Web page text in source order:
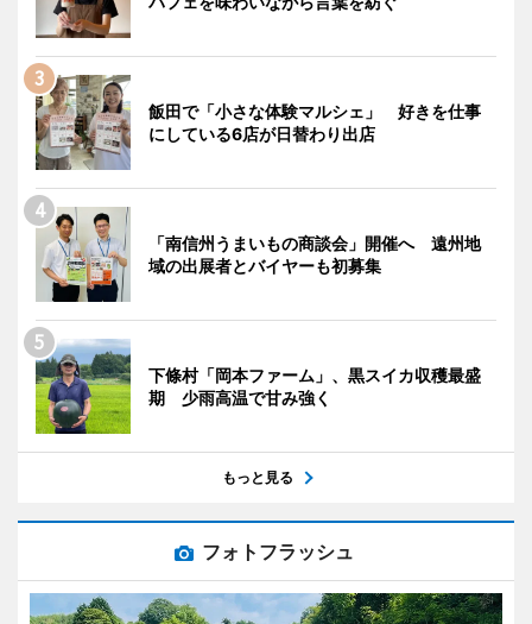
飯田で「小さな体験マルシェ」 好きを仕事
にしている6店が日替わり出店
「南信州うまいもの商談会」開催へ 遠州地
域の出展者とバイヤーも初募集
下條村「岡本ファーム」、黒スイカ収穫最盛
期 少雨高温で甘み強く
もっと見る
フォトフラッシュ